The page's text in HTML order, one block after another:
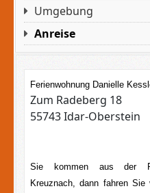
Umgebung
Anreise
Ferienwohnung Danielle
Zum Radeberg 18
55743 Idar-Oberstein
Sie kommen aus der
Kreuznach, dann fahren Sie